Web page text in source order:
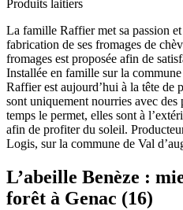
Produits laitiers
La famille Raffier met sa passion
fabrication de ses fromages de
fromages est proposée afin de
Installée en famille sur la
Raffier est aujourd’hui à la tête de
sont uniquement nourries avec
temps le permet, elles sont à
afin de profiter du soleil.
Logis, sur la commune de Val
L’abeille Benèze :
forêt à Genac (16)